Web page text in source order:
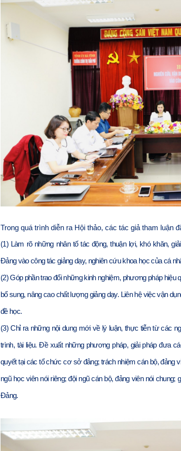
Trong quá trình diễn ra Hội thảo, các tác giả tham luận
(1) Làm rõ những nhân tố tác động, thuận lợi, khó khăn,
Đảng vào công tác giảng dạy, nghiên cứu khoa học của cá
(2)Góp phần trao đổi những kinh nghiệm, phương pháp hiệu
bổ sung, nâng cao chất lượng giảng dạy. Liên hệ việc vận
đề học.
(3) Chỉ ra những nội dung mới về lý luận, thực tiễn từ các
trình, tài liệu. Đề xuất những phương pháp, giải pháp đưa
quyết tại các tổ chức cơ sở đảng; trách nhiệm cán bộ, đảng
ngũ học viên nói riêng; đội ngũ cán bộ, đảng viên nói
Đảng.